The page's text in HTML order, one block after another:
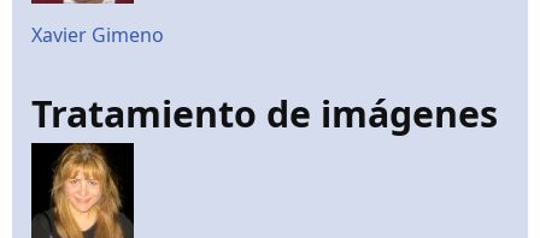
Xavier Gimeno
Tratamiento de imágenes